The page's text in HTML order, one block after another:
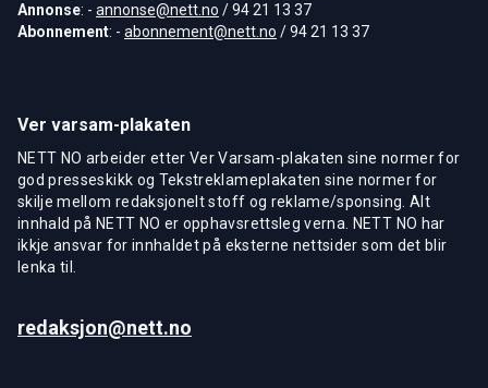
Annonse: - annonse@nett.no / 94 21 13 37
Abonnement: - abonnement@nett.no / 94 21 13 37
Ver varsam-plakaten
NETT NO arbeider etter Ver Varsam-plakaten sine normer for
god presseskikk og Tekstreklameplakaten sine normer for
skilje mellom redaksjonelt stoff og reklame/sponsing. Alt
innhald på NETT NO er opphavsrettsleg verna. NETT NO har
ikkje ansvar for innhaldet på eksterne nettsider som det blir
lenka til.
redaksjon@nett.no